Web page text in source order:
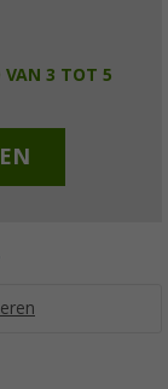
VAN 3 TOT 5